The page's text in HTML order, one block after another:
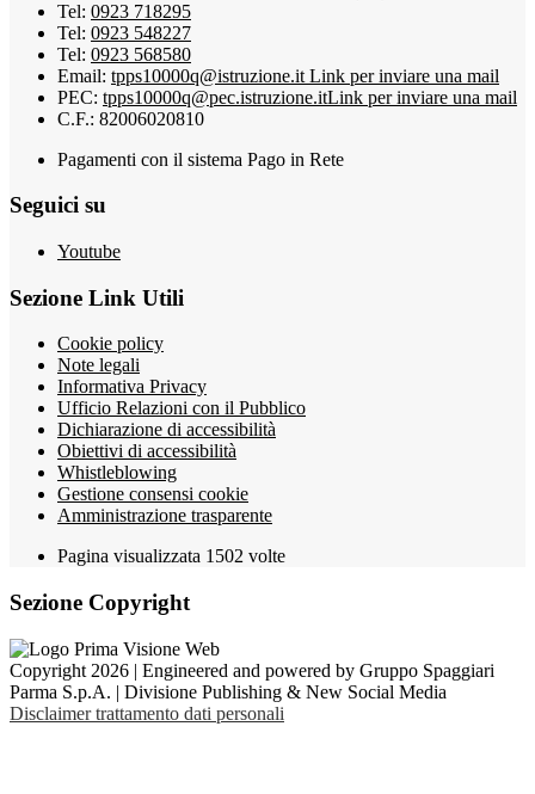
Tel: 0923 718295
Tel: 0923 548227
Tel: 0923 568580
Email: tpps10000q@istruzione.it Link per inviare una mail
PEC: tpps10000q@pec.istruzione.itLink per inviare una mail
C.F.: 82006020810
Pagamenti con il sistema Pago in Rete
Seguici su
Youtube
Sezione Link Utili
Cookie policy
Note legali
Informativa Privacy
Ufficio Relazioni con il Pubblico
Dichiarazione di accessibilità
Obiettivi di accessibilità
Whistleblowing
Gestione consensi cookie
Amministrazione trasparente
Pagina visualizzata 1502 volte
Sezione Copyright
Copyright 2026 | Engineered and powered by Gruppo Spaggiari
Parma S.p.A. | Divisione Publishing & New Social Media
Disclaimer trattamento dati personali